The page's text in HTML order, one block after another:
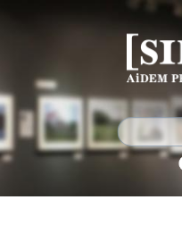
シリウスについて
展示スケジュール